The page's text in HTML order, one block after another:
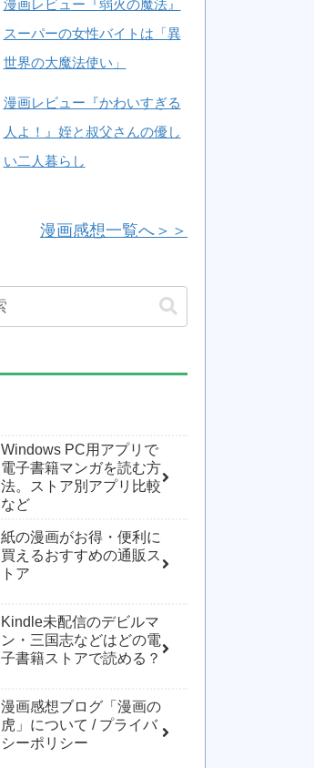
漫画レビュー『弱火の魔法』
スーパーの女性バイトは「異
世界の大魔法使い」
漫画レビュー『かわいすぎる
人よ！』姪と叔父さんの優し
い二人暮らし
漫画感想一覧へ＞＞
Windows PC用アプリで
電子書籍マンガを読む方
法。ストア別アプリ比較
など
紙の漫画がお得・便利に
買えるおすすめの通販ス
トア
Kindle未配信のデビルマ
ン・三国志などはどの電
子書籍ストアで読める？
漫画感想ブログ「漫画の
虎」について / プライバ
シーポリシー